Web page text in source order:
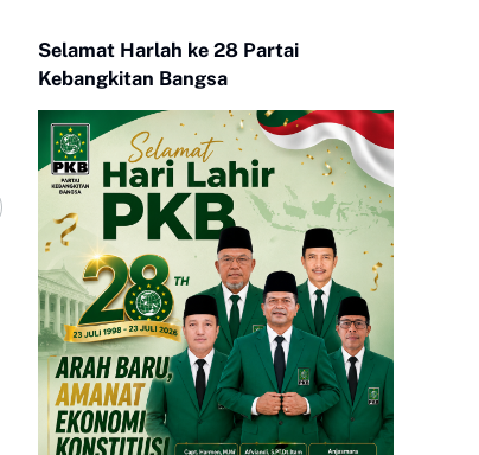
Selamat Harlah ke 28 Partai
Kebangkitan Bangsa